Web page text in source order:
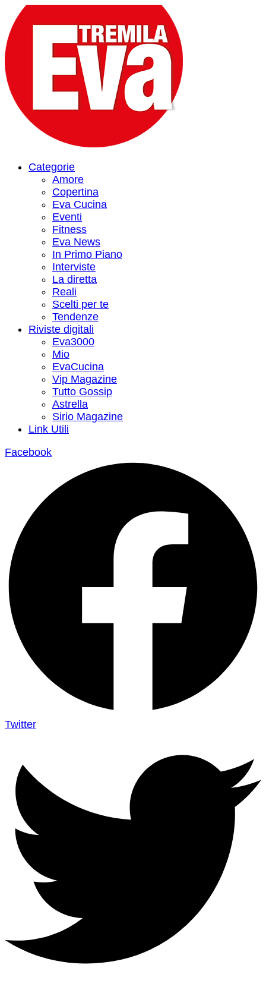
Categorie
Amore
Copertina
Eva Cucina
Eventi
Fitness
Eva News
In Primo Piano
Interviste
La diretta
Reali
Scelti per te
Tendenze
Riviste digitali
Eva3000
Mio
EvaCucina
Vip Magazine
Tutto Gossip
Astrella
Sirio Magazine
Link Utili
Facebook
Twitter